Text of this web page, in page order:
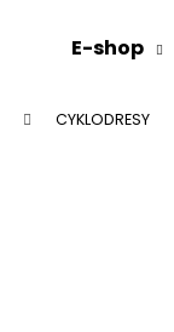
E-shop
CYKLODRESY